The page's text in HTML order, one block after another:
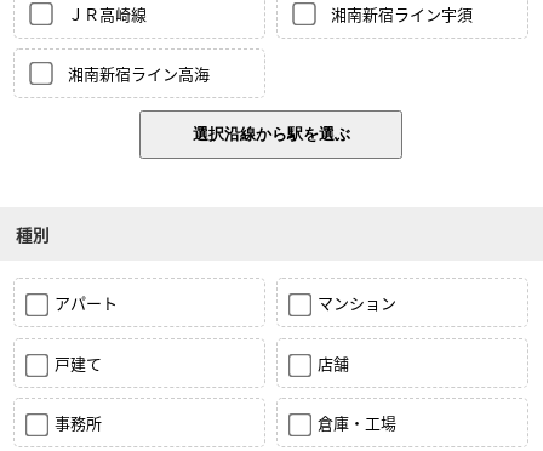
ＪＲ高崎線 湘南新宿ライン宇須
湘南新宿ライン高海
種別
アパート マンション
戸建て 店舗
事務所 倉庫・工場